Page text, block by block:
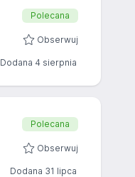
Polecana
Obserwuj
Dodana 4 sierpnia
Polecana
Obserwuj
Dodana 31 lipca